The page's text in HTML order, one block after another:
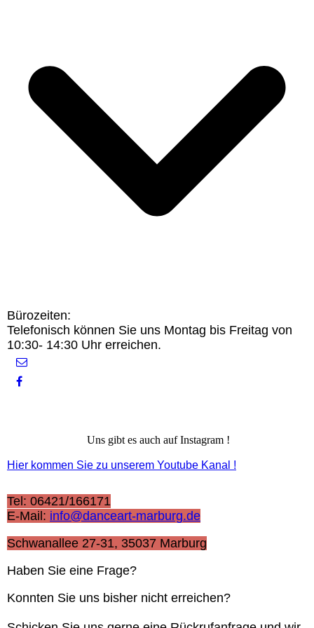
Bürozeiten:
Telefonisch können Sie uns Montag bis Freitag von
10:30- 14:30 Uhr erreichen.
Uns gibt es auch auf Instagram !
Hier kommen Sie zu unserem Youtube Kanal !
Tel: 06421/166171
E-Mail: info@danceart-marburg.de
Schwanallee 27-31, 35037 Marburg
Haben Sie eine Frage?
Konnten Sie uns bisher nicht erreichen?